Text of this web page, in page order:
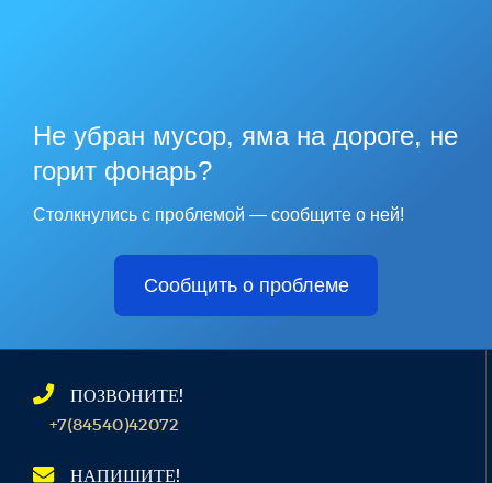
Не убран мусор, яма на дороге, не
горит фонарь?
Столкнулись с проблемой — сообщите о ней!
Сообщить о проблеме
ПОЗВОНИТЕ!
+7(84540)42072
НАПИШИТЕ!